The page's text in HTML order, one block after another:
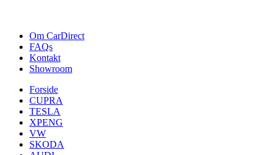
Om CarDirect
FAQs
Kontakt
Showroom
Forside
CUPRA
TESLA
XPENG
VW
SKODA